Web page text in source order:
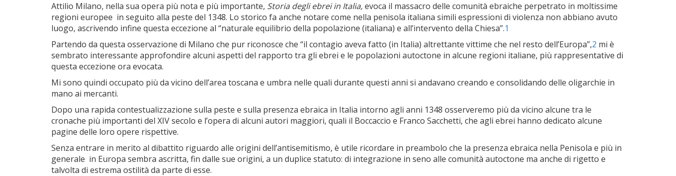
Attilio Milano, nella sua opera più nota e più importante, Storia degli ebrei in Italia,evoca il massacro delle comunità ebraiche perpetrato in moltissime
regioni europee in seguito alla peste del 1348. Lo storico fa anche notare come nella penisola italiana simili espressioni di violenza non abbiano avuto
luogo, ascrivendo infine questa eccezione al “naturale equilibrio della popolazione (italiana) e all’intervento della Chiesa”.1
Partendo da questa osservazione di Milano che pur riconosce che “il contagio aveva fatto (in Italia) altrettante vittime che nel resto dell’Europa”,2 mi è
sembrato interessante approfondire alcuni aspetti del rapporto tra gli ebrei e le popolazioni autoctone in alcune regioni italiane, più rappresentative di
questa eccezione ora evocata.
Mi sono quindi occupato più da vicino dell’area toscana e umbra nelle quali durante questi anni si andavano creando e consolidando delle oligarchie in
mano ai mercanti.
Dopo una rapida contestualizzazione sulla peste e sulla presenza ebraica in Italia intorno agli anni 1348 osserveremo più da vicino alcune tra le
cronache più importanti del XIV secolo e l’opera di alcuni autori maggiori, quali il Boccaccio e Franco Sacchetti, che agli ebrei hanno dedicato alcune
pagine delle loro opere rispettive.
Senza entrare in merito al dibattito riguardo alle origini dell’antisemitismo, è utile ricordare in preambolo che la presenza ebraica nella Penisola e più in
generale in Europa sembra ascritta, fin dalle sue origini, a un duplice statuto: di integrazione in seno alle comunità autoctone ma anche di rigetto e
talvolta di estrema ostilità da parte di esse.